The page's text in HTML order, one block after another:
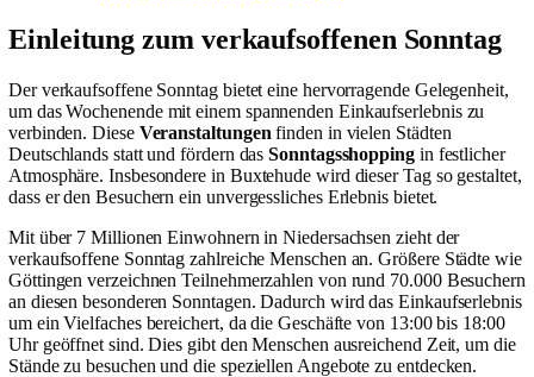
Einleitung zum verkaufsoffenen Sonntag
Der verkaufsoffene Sonntag bietet eine hervorragende Gelegenheit,
um das Wochenende mit einem spannenden Einkaufserlebnis zu
verbinden. Diese Veranstaltungen finden in vielen Städten
Deutschlands statt und fördern dasSonntagsshoppingin festlicher
Atmosphäre. Insbesondere in Buxtehude wird dieser Tag so gestaltet,
dass er den Besuchern ein unvergessliches Erlebnis bietet.
Mit über 7 Millionen Einwohnern in Niedersachsen zieht der
verkaufsoffene Sonntag zahlreiche Menschen an. Größere Städte wie
Göttingen verzeichnen Teilnehmerzahlen von rund 70.000 Besuchern
an diesen besonderen Sonntagen. Dadurch wird das Einkaufserlebnis
um ein Vielfaches bereichert, da die Geschäfte von 13:00 bis 18:00
Uhr geöffnet sind. Dies gibt den Menschen ausreichend Zeit, um die
Stände zu besuchen und die speziellen Angebote zu entdecken.